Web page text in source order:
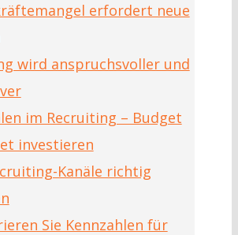
erfordert neue
wird anspruchsvoller und
im Recruiting – Budget
investieren
Kanäle richtig
Sie Kennzahlen für